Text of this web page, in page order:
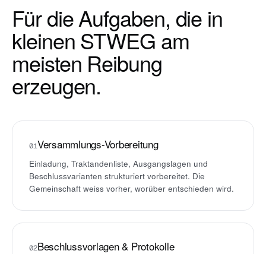
Für die Aufgaben, die in
kleinen STWEG am
meisten Reibung
erzeugen.
01Versammlungs-Vorbereitung
Einladung, Traktandenliste, Ausgangslagen und
Beschlussvarianten strukturiert vorbereitet. Die
Gemeinschaft weiss vorher, worüber entschieden wird.
02Beschlussvorlagen & Protokolle